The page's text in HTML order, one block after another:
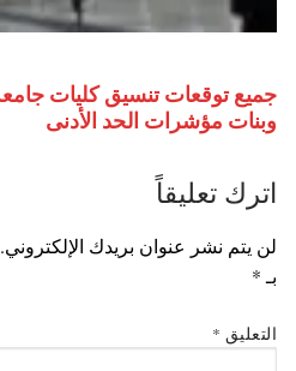
وبنات مؤشرات الحد الأدنى
اترك تعليقاً
لن يتم نشر عنوان بريدك الإلكتروني.
بـ *
التعليق *